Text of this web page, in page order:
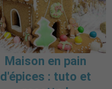
Maison en pain
d'épices : tuto et